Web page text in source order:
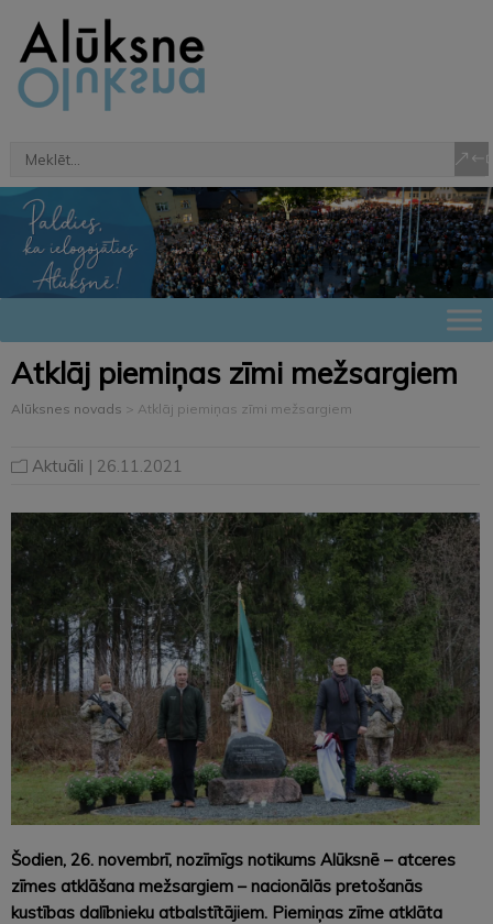
Atklāj piemiņas zīmi mežsargiem
Alūksnes novads > Atklāj piemiņas zīmi mežsargiem
Aktuāli | 26.11.2021
Šodien, 26. novembrī, nozīmīgs notikums Alūksnē – atceres
zīmes atklāšana mežsargiem – nacionālās pretošanās
kustības dalībnieku atbalstītājiem. Piemiņas zīme atklāta